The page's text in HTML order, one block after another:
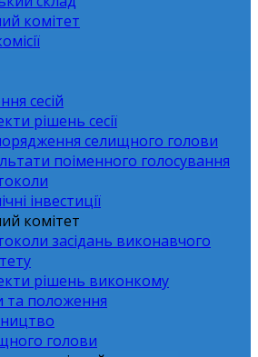
комітет
сесій
рішень сесії
селищного голови
поіменного голосування
інвестиції
комітет
засідань виконавчого
рішень виконкому
та положення
голови